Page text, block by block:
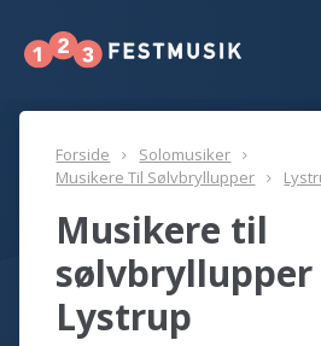
Forside
Solomusiker
Musikere Til Sølvbryllupper
Musikere til
Lystrup